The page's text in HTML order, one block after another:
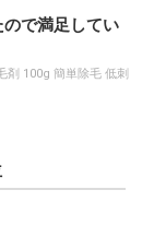
で満足してい
100g 簡単除毛 低刺